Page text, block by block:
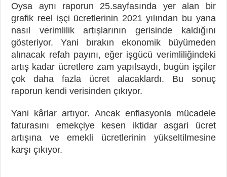
Oysa aynı raporun 25.sayfasında yer alan bir
grafik reel işçi ücretlerinin 2021 yılından bu yana
nasıl verimlilik artışlarının gerisinde kaldığını
gösteriyor. Yani bırakın ekonomik büyümeden
alınacak refah payını, eğer işgücü verimliliğindeki
artış kadar ücretlere zam yapılsaydı, bugün işçiler
çok daha fazla ücret alacaklardı. Bu sonuç
raporun kendi verisinden çıkıyor.
Yani kârlar artıyor. Ancak enflasyonla mücadele
faturasını emekçiye kesen iktidar asgari ücret
artışına ve emekli ücretlerinin yükseltilmesine
karşı çıkıyor.